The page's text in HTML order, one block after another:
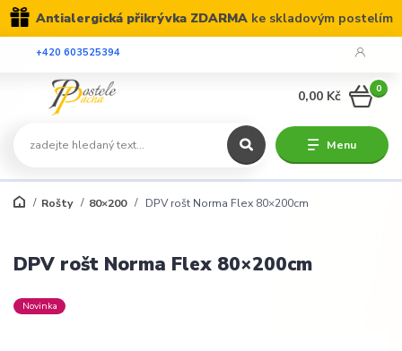
Antialergická přikrývka ZDARMAke skladovým postelím
Menu
+420 603525394
0
0,00 Kč
Rošty 80×200 DPV rošt Norma Flex 80×200cm
DPV rošt Norma Flex 80×200cm
Novinka